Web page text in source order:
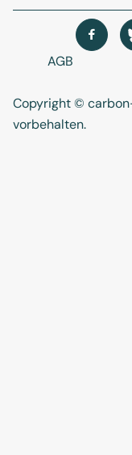
Copyright ©
vorbehalten.
AGB
